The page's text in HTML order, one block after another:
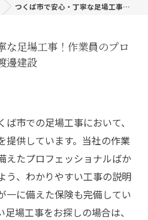
つくば市で安心・丁寧な足場工事！作業員のプロが施工する株式会社渡邊建設
な足場工事！作業員のプロ
邊建設
市での足場工事において、
提供しています。当社の作業
えたプロフェッショナルばか
う、わかりやすい工事の説明
一に備えた保険も完備してい
場工事をお探しの場合は、